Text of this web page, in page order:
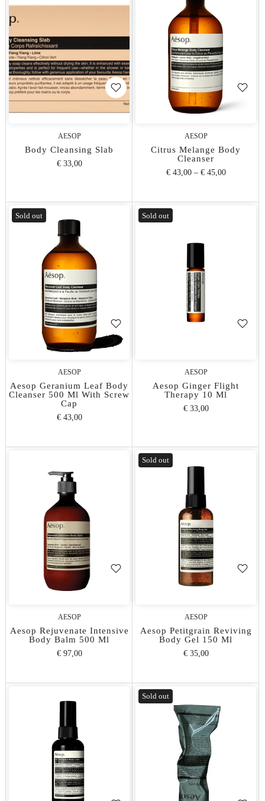
AESOP
Body Cleansing Slab
€ 33,00
AESOP
Citrus Melange Body
Cleanser
€ 43,00 – € 45,00
Sold out
AESOP
Aesop Geranium Leaf Body
Cleanser 500 Ml With Screw
Cap
€ 43,00
Sold out
AESOP
Aesop Ginger Flight
Therapy 10 Ml
€ 33,00
AESOP
Aesop Rejuvenate Intensive
Body Balm 500 Ml
€ 97,00
Sold out
AESOP
Aesop Petitgrain Reviving
Body Gel 150 Ml
€ 35,00
Sold out